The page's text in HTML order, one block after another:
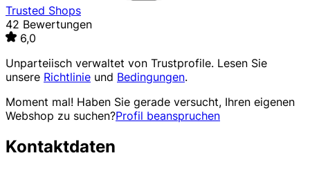
Trusted Shops
42 Bewertungen
6,0
Unparteiisch verwaltet von Trustprofile. Lesen Sie
unsere Richtlinie und Bedingungen.
Moment mal! Haben Sie gerade versucht, Ihren eigenen
Webshop zu suchen?Profil beanspruchen
Kontaktdaten